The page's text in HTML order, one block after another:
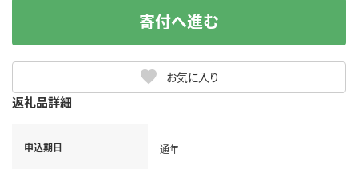
お気に入り
寄付へ進む
返礼品詳細
申込期日 通年